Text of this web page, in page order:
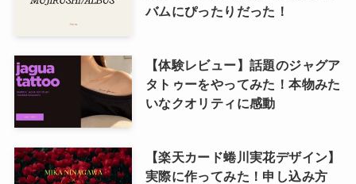
バムにぴったりだった！
【体験レビュー】話題のジャグア
タトゥーをやってみた！本物みた
いなクオリティに感動
【楽天カード蜷川実花デザイン】
実際に作ってみた！申し込み方